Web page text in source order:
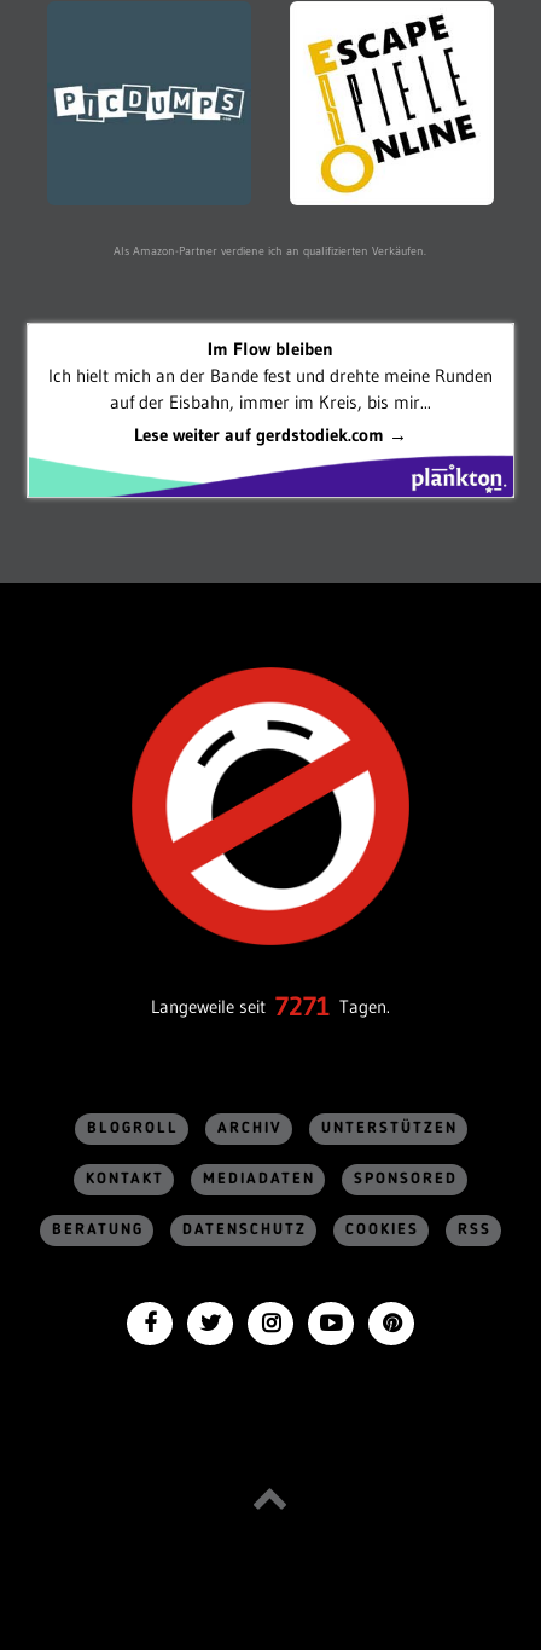
Als Amazon-Partner verdiene ich an qualifizierten Verkäufen.
Im Flow bleiben
Ich hielt mich an der Bande fest und drehte meine Runden
auf der Eisbahn, immer im Kreis, bis mir...
Lese weiter auf gerdstodiek.com →
Langeweile seit 7271 Tagen.
BLOGROLL ARCHIV UNTERSTÜTZEN
KONTAKT MEDIADATEN SPONSORED
BERATUNG DATENSCHUTZ COOKIES RSS